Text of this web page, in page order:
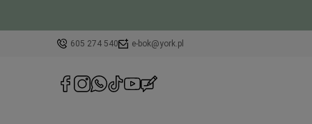
605 274 540 e-bok@york.pl